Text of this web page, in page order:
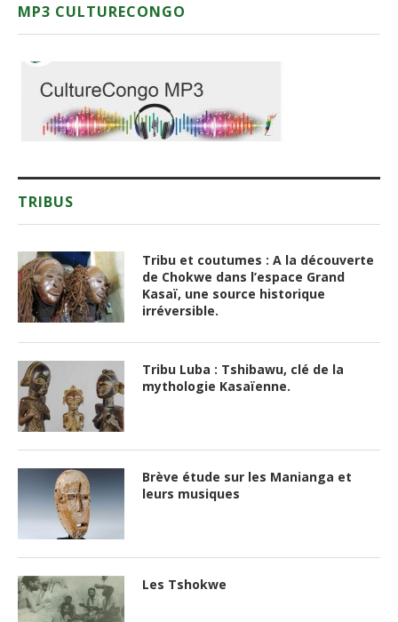
MP3 CULTURECONGO
TRIBUS
Tribu et coutumes : A la découverte
de Chokwe dans l’espace Grand
Kasaï, une source historique
irréversible.
Tribu Luba : Tshibawu, clé de la
mythologie Kasaïenne.
Brève étude sur les Manianga et
leurs musiques
Les Tshokwe